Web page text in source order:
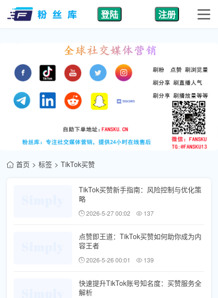
登陆 注册
首页 标签 TikTok买赞
TikTok买赞新手指南：风险控制与优化策
略
2026-5-27 00:02 137
点赞即王道：TikTok买赞如何助你成为内
容王者
2026-5-26 00:01 139
快速提升TikTok账号知名度：买赞服务全
解析